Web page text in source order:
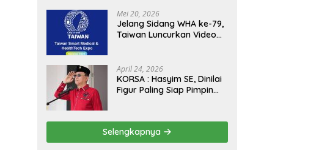
SMSI Sukseskan Jaga
Desa dan Jaga Dapur
MBG, Perkuat Pengawasan
Mei 20, 2026
Jelang Sidang WHA ke-79,
Taiwan Luncurkan Video
Inovasi Kesehatan Global
April 24, 2026
KORSA : Hasyim SE, Dinilai
Figur Paling Siap Pimpin
Selengkapnya